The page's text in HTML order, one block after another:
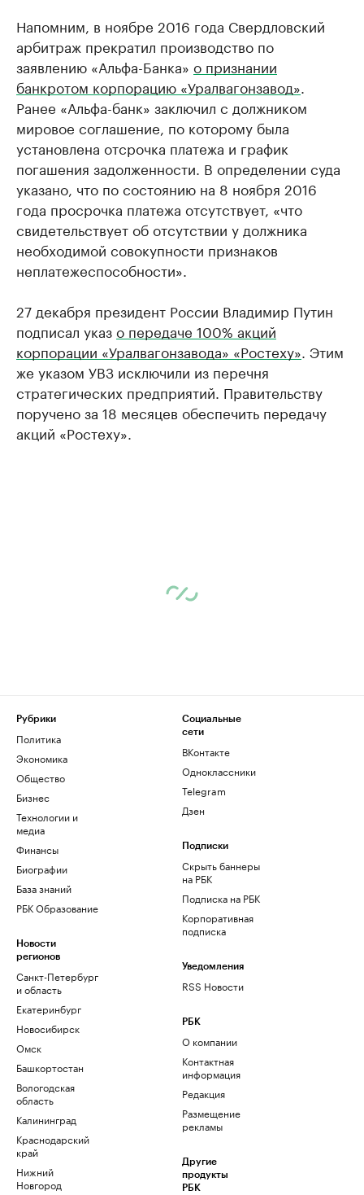
Напомним, в ноябре 2016 года Свердловский
арбитраж прекратил производство по
заявлению «Альфа-Банка» о признании
банкротом корпорацию «Уралвагонзавод»
Ранее «Альфа-банк» заключил с должником
мировое соглашение, по которому была
установлена отсрочка платежа и график
погашения задолженности. В определении суда
указано, что по состоянию на 8 ноября 2016
года просрочка платежа отсутствует, «что
свидетельствует об отсутствии у должника
необходимой совокупности признаков
неплатежеспособности».
27 декабря президент России Владимир Путин
подписал указо передаче 100% акций
корпорации «Уралвагонзавода» «Ростеху» . Этим
же указом УВЗ исключили из перечня
стратегических предприятий. Правительству
поручено за 18 месяцев обеспечить передачу
акций «Ростеху».
Рубрики
Политика
Экономика
Общество
Бизнес
Технологии и
медиа
Финансы
Биографии
База знаний
РБК Образование
Новости
регионов
Санкт-Петербург
и область
Екатеринбург
Новосибирск
Омск
Башкортостан
Вологодская
область
Калининград
Краснодарский
край
Нижний
Новгород
Социальные
сети
ВКонтакте
Одноклассники
Telegram
Дзен
Подписки
Скрыть баннеры
на РБК
Подписка на РБК
Корпоративная
подписка
Уведомления
RSS Новости
РБК
О компании
Контактная
информация
Редакция
Размещение
рекламы
Другие
продукты
РБК